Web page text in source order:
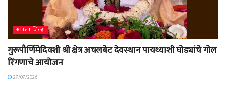
आपला जिल्हा
गुरूपौर्णिमेदिवशी श्री क्षेत्र अचलबेट देवस्थान पायथ्याशी घोड्यांचे गोल
रिंगणाचे आयोजन
27/07/2026